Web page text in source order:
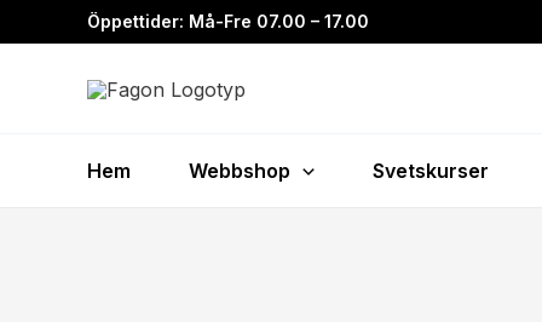
till
Öppettider: Må-Fre 07.00 – 17.00
Hem Webbshop Svetskurser